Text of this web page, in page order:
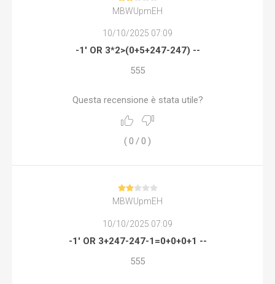
MBWUpmEH
10/10/2025 07:09
-1' OR 3*2>(0+5+247-247) --
555
Questa recensione è stata utile?
( 0 /0 )
MBWUpmEH
10/10/2025 07:09
-1' OR 3+247-247-1=0+0+0+1 --
555